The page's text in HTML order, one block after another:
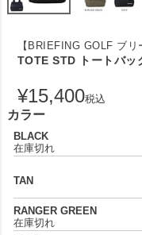
【BRIEFING GOLF ブリ
TOTE STD トートバッ
¥15,400税込
カラー
BLACK
在庫切れ
TAN
RANGER GREEN
在庫切れ